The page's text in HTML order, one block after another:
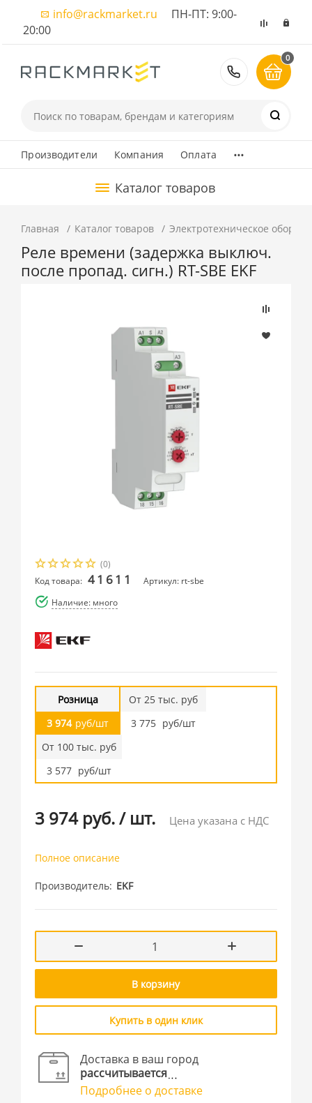
info@rackmarket.ru ПН-ПТ: 9:00-
20:00
8 (495)
0
Производители Компания Оплата ...
Каталог товаров
Главная Каталог товаров Электротехническое
Реле времени (задержка выключ.
после пропад. сигн.) RT-SBE EKF
(0)
Код товара: 41611
Артикул: rt-sbe
Наличие: много
Розница
3 974 руб/шт
От 25 тыс. руб
3 775 руб/шт
От 100 тыс. руб
3 577 руб/шт
3 974 руб./ шт. Цена указана с НДС
Полное описание
Производитель EKF
В корзину
Купить в один клик
Доставка в ваш город
рассчитывается
Подробнее о доставке